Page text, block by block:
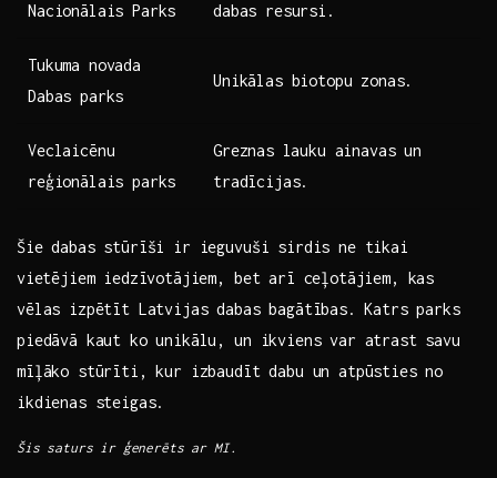
Nacionālais Parks
dabas resursi.
Tukuma novada
Dabas parks
Unikālas biotopu ​zonas.
Veclaicēnu
reģionālais parks
Greznas ⁢lauku ainavas un
tradīcijas.
Šie dabas stūrīši ir ieguvuši sirdis ne tikai
⁤vietējiem iedzīvotājiem, bet arī ceļotājiem, kas
vēlas izpētīt Latvijas dabas bagātības.⁢ Katrs parks
piedāvā kaut ko unikālu, un ikviens var atrast savu
mīļāko stūrīti, kur izbaudīt dabu un atpūsties no
ikdienas​ steigas.
Šis saturs ir ģenerēts‌ ar MI.